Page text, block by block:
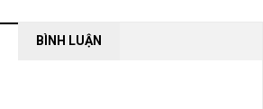
BÌNH LUẬN